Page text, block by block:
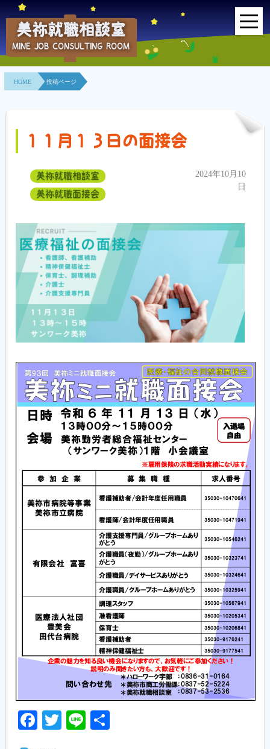
HOME
事業所紹介
相談室とは？
利用者の声
求人情報検索
各種セミナー
履歴書ジェネレーター
美祢就職相談室
MINE JOB CONSULTING ROOM
HOME 投稿ページ
１１月１３日の面接会
美祢就職相談室
美祢就職面接会
2024年10月10
日
Facebook
Twitter
Line